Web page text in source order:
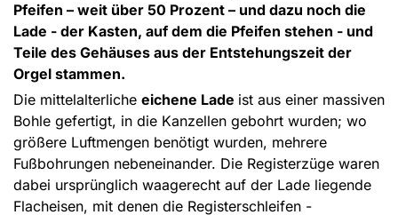
Pfeifen – weit über 50 Prozent – und dazu noch die
Lade - der Kasten, auf dem die Pfeifen stehen - und
Teile des Gehäuses aus der Entstehungszeit der
Orgel stammen.
Die mittelalterliche eichene Lade ist aus einer massiven
Bohle gefertigt, in die Kanzellen gebohrt wurden; wo
größere Luftmengen benötigt wurden, mehrere
Fußbohrungen nebeneinander. Die Registerzüge waren
dabei ursprünglich waagerecht auf der Lade liegende
Flacheisen, mit denen die Registerschleifen -